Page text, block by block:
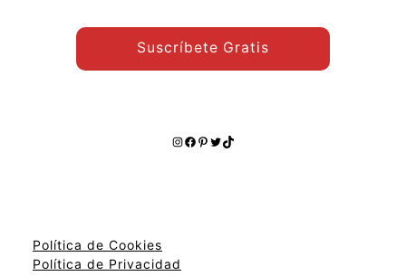
Suscríbete Gratis
Instagram
Facebook
Pinterest
Twitter
TikTok
Política de Cookies
Política de Privacidad